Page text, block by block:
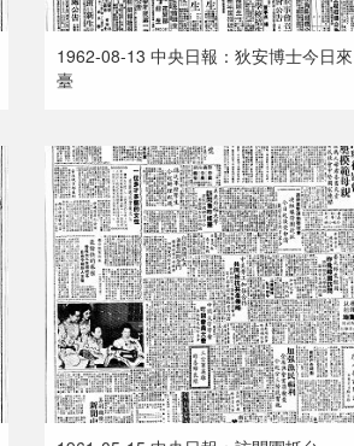
1962-08-13 中央日報：狄安博士今日來
臺